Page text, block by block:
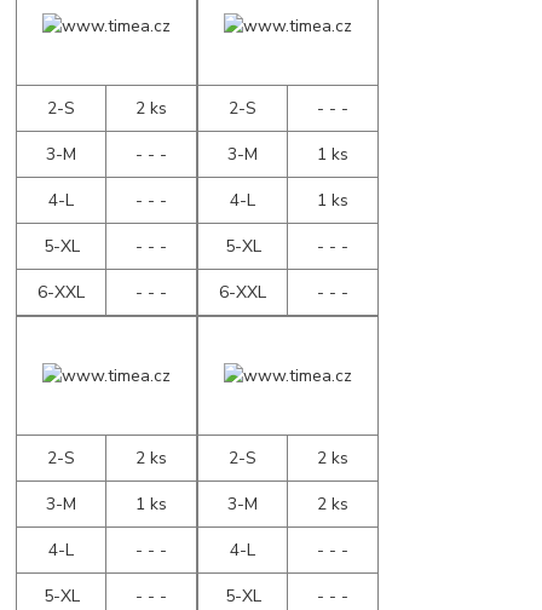
2-S
2 ks
3-M
- - -
4-L
- - -
5-XL
- - -
6-XXL
- - -
2-S
- - -
3-M
1 ks
4-L
1 ks
5-XL
- - -
6-XXL
- - -
2-S
2 ks
3-M
1 ks
4-L
- - -
5-XL
- - -
2-S
2 ks
3-M
2 ks
4-L
- - -
5-XL
- - -